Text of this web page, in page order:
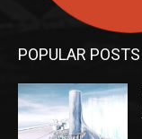
POPULAR POSTS